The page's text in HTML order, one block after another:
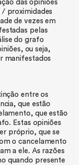
das opiniões
proximidades
de vezes em
pelas
do grafo
ou seja,
manifestados
entre os
que estão
que estão
Estas opiniões
próprio, que se
o cancelamento
a ele. As razões
quando presente